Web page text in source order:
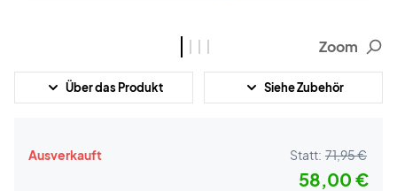
Zoom
Über das Produkt Siehe Zubehör
Ausverkauft Statt: 71,95 €
58,00 €